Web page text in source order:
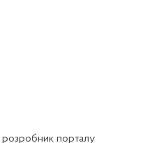
розробник порталу